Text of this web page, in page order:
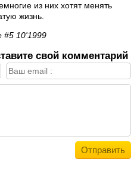
из них хотят менять
жизнь.
#5 10'1999
свой комментарий